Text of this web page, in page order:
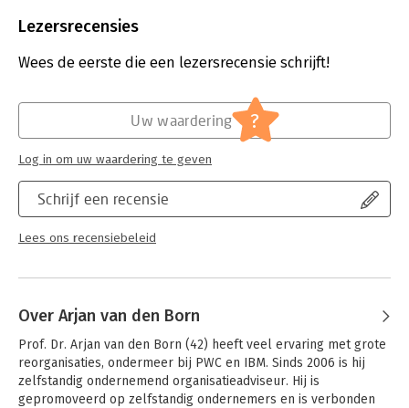
technologie, de rol van het menselijk
bijvoorbeeld het fenomeen van de
de durf heeft vooruit te denken en
niet wil blijven hangen in de
ingeslepen denk- en
gedragspatronen, wanneer het gaat
leiderschap en organisatievormen!
Een aanrader
Lezersrecensies
Wees de eerste die een lezersrecensie schrijft!
Schrijf een recensie
Lees ons recensiebeleid
Uw waardering ?
Log in om uw waardering te geven
Over Arjan van den Born
Prof. Dr. Arjan van den Born (42) heeft veel ervaring met grote
reorganisaties, ondermeer bij PWC en IBM. Sinds 2006 is hij
zelfstandig ondernemend organisatieadviseur. Hij is
gepromoveerd op zelfstandig ondernemers en is verbonden